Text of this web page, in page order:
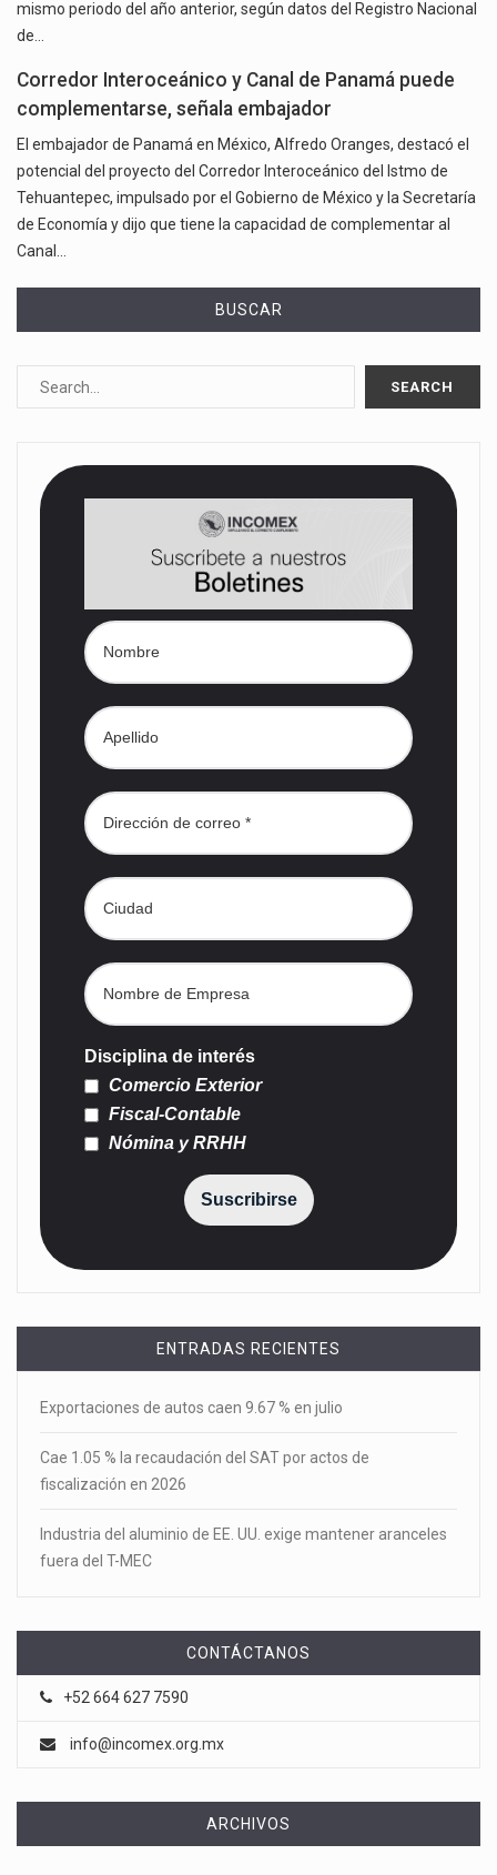
mismo periodo del año anterior, según datos del Registro Nacional
de…
Corredor Interoceánico y Canal de Panamá puede
complementarse, señala embajador
El embajador de Panamá en México, Alfredo Oranges, destacó el
potencial del proyecto del Corredor Interoceánico del Istmo de
Tehuantepec, impulsado por el Gobierno de México y la Secretaría
de Economía y dijo que tiene la capacidad de complementar al
Canal…
BUSCAR
Disciplina de interés
Comercio Exterior
Fiscal-Contable
Nómina y RRHH
Suscribirse
ENTRADAS RECIENTES
Exportaciones de autos caen 9.67 % en julio
Cae 1.05 % la recaudación del SAT por actos de
fiscalización en 2026
Industria del aluminio de EE. UU. exige mantener aranceles
fuera del T-MEC
CONTÁCTANOS
+52 664 627 7590
info@incomex.org.mx
ARCHIVOS